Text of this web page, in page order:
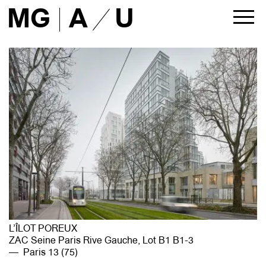
MG A U
PROJETS
tous
architecture
urbanisme
liste
AGENCE
présentation
approche
équipe
partenaires
maîtres d’ouvrage
L’ÎLOT POREUX
ZAC Seine Paris Rive Gauche, Lot B1 B1-3
Paris 13 (75)